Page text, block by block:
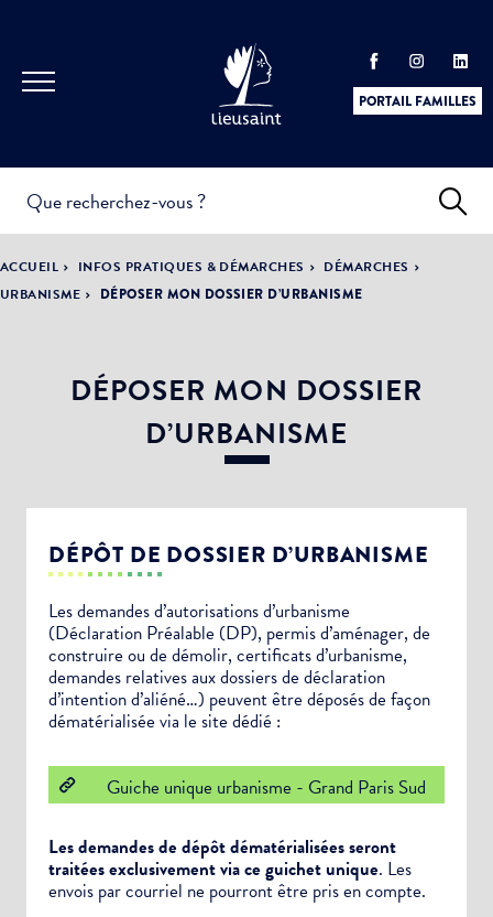
PORTAIL FAMILLES
PRATIQUES &
DÉMARCHES
ACTUALITÉS &
ÉVÈNEMENTS
LA VILLE
DÉMOCRATIE
PARTICIPATIVE
ACCUEIL INFOS PRATIQUES & DÉMARCHES
DÉMARCHES
URBANISME
DÉPOSER MON DOSSIER D’URBANISME
DÉPOSER MON DOSSIER
D’URBANISME
DÉPÔT DE DOSSIER D’URBANISME
Les demandes d’autorisations d’urbanisme
(Déclaration Préalable (DP), permis d’aménager, de
construire ou de démolir, certificats d’urbanisme,
demandes relatives aux dossiers de déclaration
d’intention d’aliéné…) peuvent être déposés de façon
dématérialisée via le site dédié :
Guiche unique urbanisme - Grand Paris Sud
Les demandes de dépôt dématérialisées seront
traitées exclusivement via ce guichet unique. Les
envois par courriel ne pourront être pris en compte.